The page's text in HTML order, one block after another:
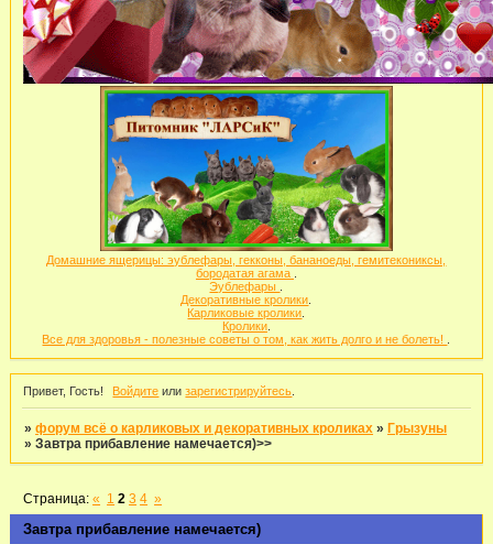
Домашние ящерицы: эублефары, гекконы, бананоеды, гемитекониксы,
бородатая агама
Эублефары
Декоративные кролики
Карликовые кролики
Кролики.
Все для здоровья - полезные советы о том, как жить долго и не болеть!
Привет, Гость! Войдите илизарегистрируйтесь
»форум всё о карликовых и декоративных кроликах » Грызуны
»Завтра прибавление намечается)>>
Завтра прибавление намечается)
Страница:« 1 2 3 4 »